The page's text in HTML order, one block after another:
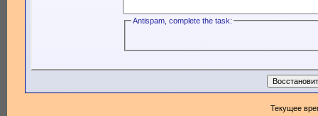
Antispam, complete the task:
Текущее